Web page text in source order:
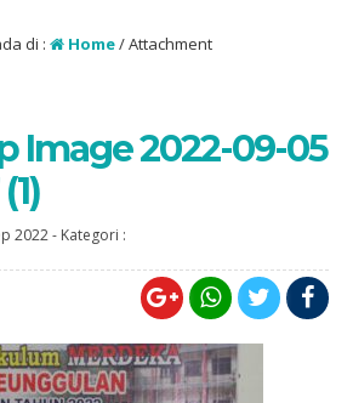
di : Home/ Attachment
Image 2022-09-05
2022- Kategori :